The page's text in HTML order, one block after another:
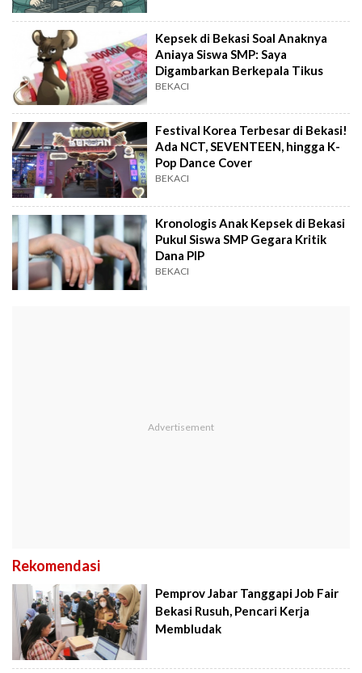
Kepsek di Bekasi Soal Anaknya
Aniaya Siswa SMP: Saya
Digambarkan Berkepala Tikus
BEKACI
Festival Korea Terbesar di Bekasi!
Ada NCT, SEVENTEEN, hingga K-
Pop Dance Cover
BEKACI
Kronologis Anak Kepsek di Bekasi
Pukul Siswa SMP Gegara Kritik
Dana PIP
BEKACI
Rekomendasi
Pemprov Jabar Tanggapi Job Fair
Bekasi Rusuh, Pencari Kerja
Membludak